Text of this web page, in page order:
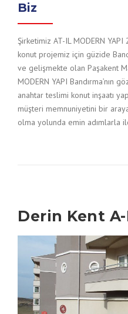
Biz
Şirketimiz AT-IL MODERN
konut projemiz için güzide
ve gelişmekte olan Paşakent
MODERN YAPI Bandırma’nın
anahtar teslimi konut inşaatı
müşteri memnuniyetini bir
olma yolunda emin adımlarla
Derin Kent